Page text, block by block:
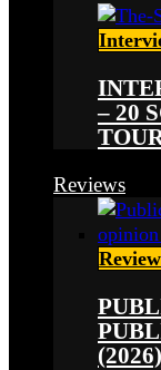
– 20
Reviews
(2026)